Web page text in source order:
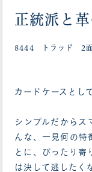
正統派と
8444 トラッド 2面
カードケースとし
シンプルだからス
んな、一見何の特
とに、ぴったり寄
は決して逃したく